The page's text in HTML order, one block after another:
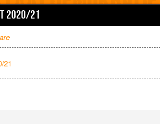
2020/21
21